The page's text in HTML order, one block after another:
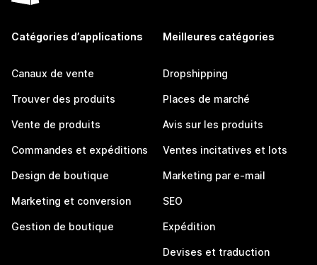
Catégories d’applications
Canaux de vente
Trouver des produits
Vente de produits
Commandes et expéditions
Design de boutique
Marketing et conversion
Gestion de boutique
Meilleures catégories
Dropshipping
Places de marché
Avis sur les produits
Ventes incitatives et lots
Marketing par e-mail
SEO
Expédition
Devises et traduction